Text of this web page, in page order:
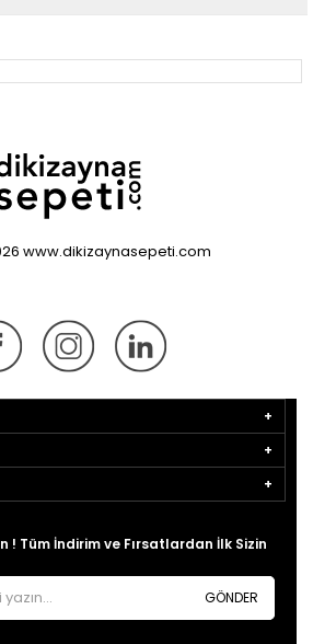
www.dikizaynasepeti.com
! Tüm İndirim ve Fırsatlardan İlk Sizin
GÖNDER